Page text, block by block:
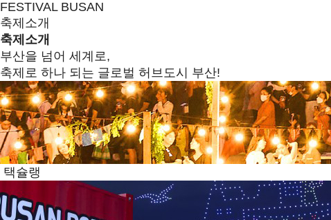
FESTIVAL BUSAN
축제소개
축제소개
부산을 넘어 세계로,
축제로 하나 되는 글로벌 허브도시 부산!
택슐랭